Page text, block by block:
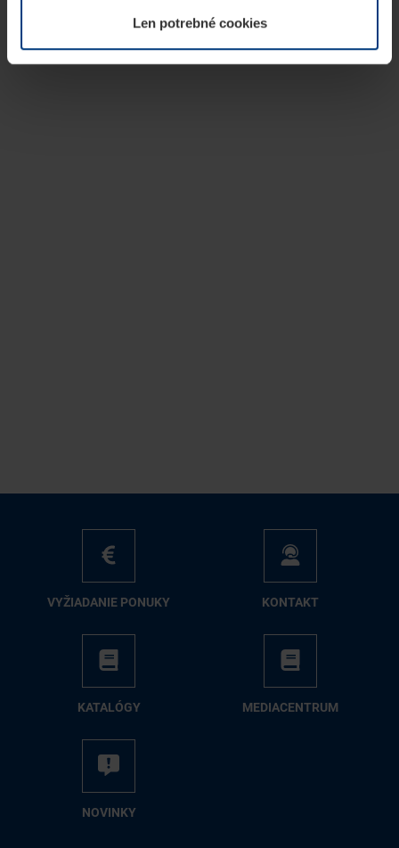
našej webovej stránky.Len potrebné cookies
VY­ŽIA­DA­NIE PO­NU­KY KON­TAKT
KA­TA­LÓ­GY ME­DIA­CEN­TRUM
NO­VIN­KY